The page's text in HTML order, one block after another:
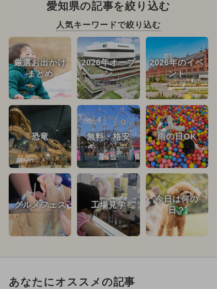
愛知県の記事を絞り込む
人気キーワードで絞り込む
厳選お出かけ
まとめ
2026年オープ
ン
2026年のイベ
ント
恐竜 無料・格安 雨の日OK
グルメフェス 工場見学
今日は何の
日？
あなたにオススメの記事